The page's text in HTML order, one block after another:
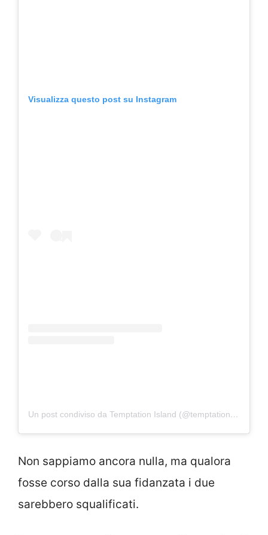
Visualizza questo post su Instagram
Un post condiviso da Temptation Island (@temptationisland_official)
Non sappiamo ancora nulla, ma qualora
fosse corso dalla sua fidanzata i due
sarebbero squalificati.